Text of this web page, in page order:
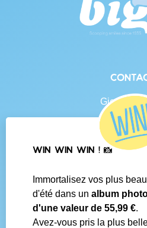
B-2460
BE
Conditions
Questions
WIN WIN WIN ! 📸
Immortalisez vos plus
d'été dans un album
d'une valeur de 55,99 €.
Avez-vous pris la plus